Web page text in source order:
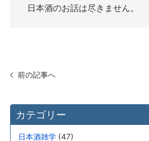
日本酒のお話は尽きません。
前の記事へ
カテゴリー
日本酒雑学 (47)